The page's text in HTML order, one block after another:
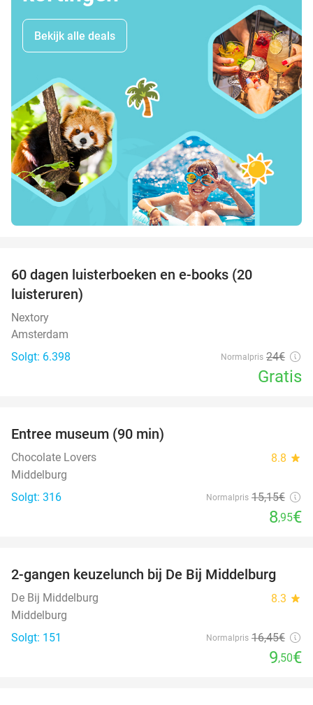
Bekijk alle deals
60 dagen luisterboeken en e-books (20
luisteruren)
Nextory
Amsterdam
Solgt: 6.398
Normalpris 24€
Gratis
Entree museum (90 min)
Chocolate Lovers 8.8 star
Middelburg
Solgt: 316
Normalpris 15,15€
8,95€
42%
2-gangen keuzelunch bij De Bij Middelburg
De Bij Middelburg 8.3 star
Middelburg
Solgt: 151
Normalpris 16,45€
9,50€